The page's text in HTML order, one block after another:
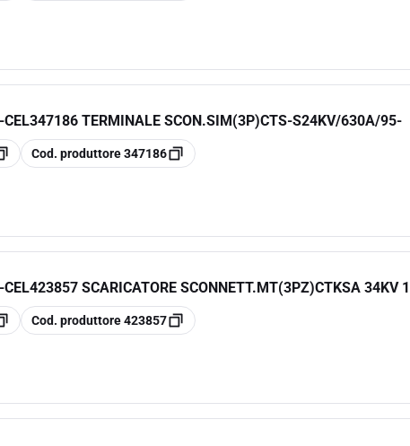
-CEL347186 TERMINALE SCON.SIM(3P)CTS-S24KV/630A/95-
copia
Cod. produttore347186
-CEL423857 SCARICATORE SCONNETT.MT(3PZ)CTKSA 34KV 1
copia
Cod. produttore423857